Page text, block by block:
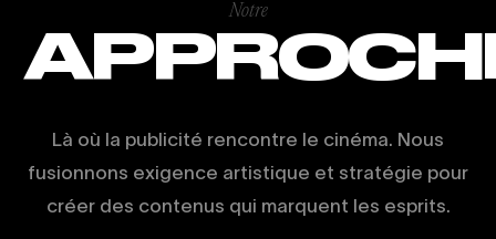
Notre
Là où la publicité rencontre le cinéma. Nous
fusionnons exigence artistique et stratégie pour
créer des contenus qui marquent les esprits.